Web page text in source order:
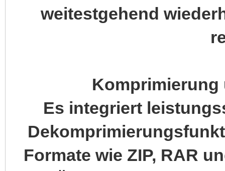
weitestgehend
Komprimierung
Es integriert
Formate wie ZIP, RAR